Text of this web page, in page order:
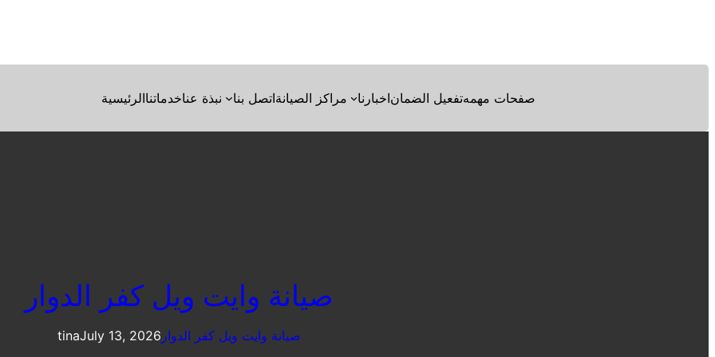
الرئيسيةخدماتنانبذة عنا اتصل بنامراكز الصيانة اخبارناتفعيل الضمانصفحات مهمه
صيانة وايت ويل كفر الدوار
tinaJuly 13, 2026 صيانة وايت ويل كفر الدوار